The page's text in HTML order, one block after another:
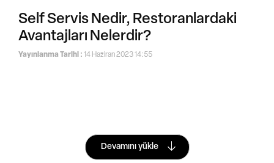
Self Servis Nedir, Restoranlardaki
Avantajları Nelerdir?
Yayınlanma Tarihi : 14 Haziran 2023 14:55
Devamını yükle